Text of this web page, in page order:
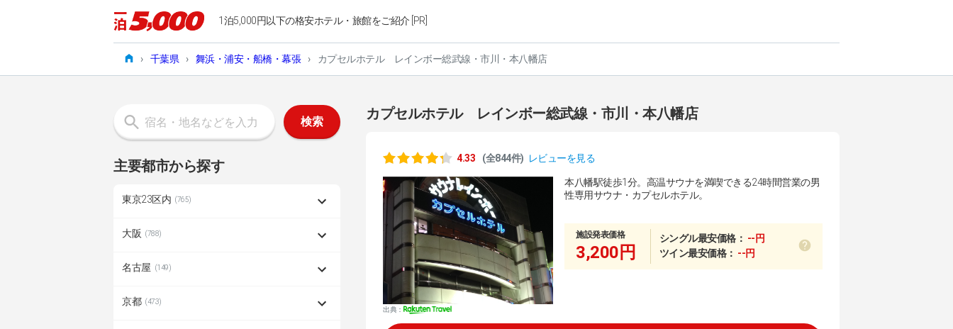
1泊5,000円以下の格安ホテル・旅館をご紹介 [PR]
› 千葉県 › 舞浜・浦安・船橋・幕張 › カプセルホテル レインボー総武線・市川・本八幡店
カプセルホテル レインボー総武線・市川・本八幡店
4.33 (全844件) レビューを見る
出典：
本八幡駅徒歩1分。高温サウナを満喫できる24時間営業の男
性専用サウナ・カプセルホテル。
施設発表価格
3,200円
シングル最安価格： --円
ツイン最安価格： --円
検索
主要都市から探す
東京23区内 (765)
大阪 (788)
名古屋 (149)
京都 (473)